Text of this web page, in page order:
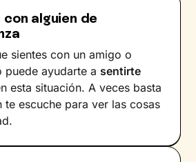
alguien de
sientes con un amigo o
puede ayudarte a sentirte
esta situación. A veces basta
te escuche para ver las cosas